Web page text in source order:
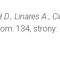
Linares A.,
134,